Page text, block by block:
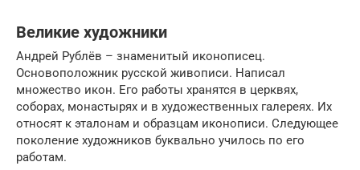
Великие художники
Андрей Рублёв – знаменитый иконописец.
Основоположник русской живописи. Написал
множество икон. Его работы хранятся в церквях,
соборах, монастырях и в художественных галереях. Их
относят к эталонам и образцам иконописи. Следующее
поколение художников буквально училось по его
работам.